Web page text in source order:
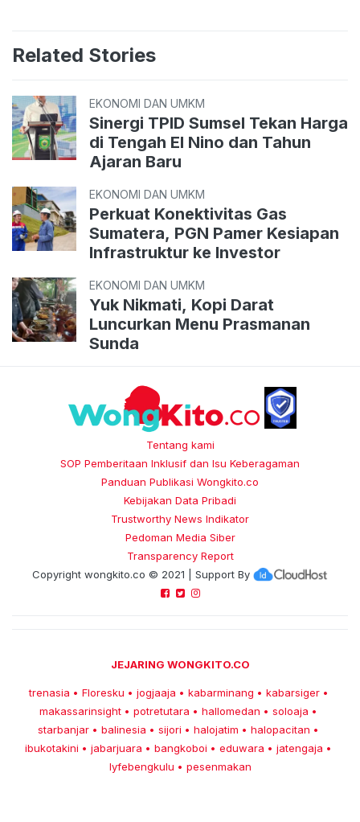
Related Stories
EKONOMI DAN UMKM
Sinergi TPID Sumsel Tekan Harga
di Tengah El Nino dan Tahun
Ajaran Baru
EKONOMI DAN UMKM
Perkuat Konektivitas Gas
Sumatera, PGN Pamer Kesiapan
Infrastruktur ke Investor
EKONOMI DAN UMKM
Yuk Nikmati, Kopi Darat
Luncurkan Menu Prasmanan
Sunda
Tentang kami
SOP Pemberitaan Inklusif dan Isu Keberagaman
Panduan Publikasi Wongkito.co
Kebijakan Data Pribadi
Trustworthy News Indikator
Pedoman Media Siber
Transparency Report
Copyright wongkito.co © 2021 | Support By
JEJARING WONGKITO.CO
trenasia • Floresku • jogjaaja • kabarminang • kabarsiger •
makassarinsight • potretutara • hallomedan • soloaja •
starbanjar • balinesia • sijori • halojatim • halopacitan •
ibukotakini • jabarjuara • bangkoboi • eduwara • jatengaja •
lyfebengkulu • pesenmakan